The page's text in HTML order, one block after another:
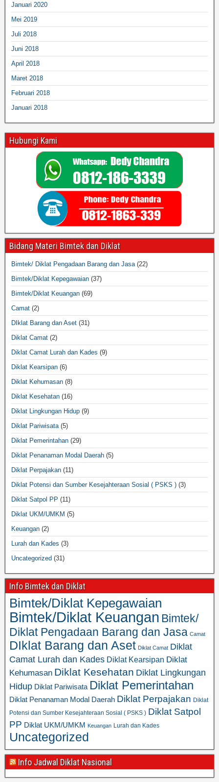
Januari 2020
Mei 2019
Juli 2018
Juni 2018
April 2018
Maret 2018
Februari 2018
Januari 2018
Hubungi Kami
Bidang Materi Bimtek dan Diklat
Bimtek/ Diklat Pengadaan Barang dan Jasa(22)
Bimtek/Diklat Kepegawaian (37)
Bimtek/Diklat Keuangan (69)
Camat (2)
DIklat Barang dan Aset (31)
Diklat Camat (2)
Diklat Camat Lurah dan Kades (9)
Diklat Kearsipan (6)
Diklat Kehumasan (8)
Diklat Kesehatan (16)
Diklat Lingkungan Hidup (9)
Diklat Pariwisata(5)
Diklat Pemerintahan (29)
Diklat Penanaman Modal Daerah (5)
Diklat Perpajakan (11)
Diklat Potensi dan Sumber Kesejahteraan Sosial ( PSKS ) (3)
Diklat Satpol PP (11)
Diklat UKM/UMKM (5)
Keuangan (2)
Lurah dan Kades (3)
Uncategorized (31)
Info Bimtek dan Diklat
Bimtek/Diklat Kepegawaian
Bimtek/Diklat Keuangan Bimtek/
Diklat Pengadaan Barang dan Jasa Camat
DIklat Barang dan Aset Diklat Camat Diklat
Camat Lurah dan Kades Diklat Kearsipan Diklat
Kehumasan Diklat Kesehatan Diklat Lingkungan
Hidup Diklat Pariwisata Diklat Pemerintahan
Diklat Penanaman Modal Daerah Diklat Perpajakan Diklat
Potensi dan Sumber Kesejahteraan Sosial ( PSKS ) Diklat Satpol
PP Diklat UKM/UMKM Keuangan Lurah dan Kades
Uncategorized
Info Jadwal Diklat Nasional